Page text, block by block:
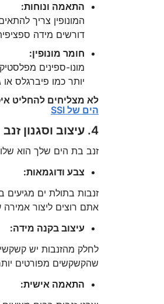
התאמה ונוחות:
המונופין צריך
דורשים מידה
חומר מונופין:
מונו-ספינים
יותר כמו פיברגלס או
לא מצליחים להחליט
הים של SSI
4. עיצוב וסגנון זנב
זנב בת הים שלך הוא
צבע ודוגמאות:
זנבות בתולת ים מגיעים
אתם רוצים ליצור
עיצוב בקנה מידה:
לחלק מהזנבות יש
שהקשקשים מפורטים
התאמה אישית: